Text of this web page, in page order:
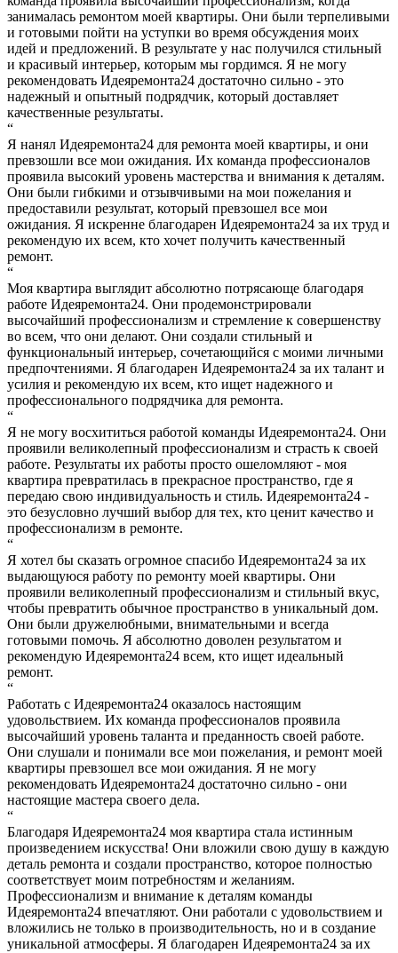
занималась ремонтом моей квартиры. Они были терпеливыми
и готовыми пойти на уступки во время обсуждения моих
идей и предложений. В результате у нас получился стильный
и красивый интерьер, которым мы гордимся. Я не могу
рекомендовать Идеяремонта24 достаточно сильно - это
надежный и опытный подрядчик, который доставляет
качественные результаты.
“
Я нанял Идеяремонта24 для ремонта моей квартиры, и они
превзошли все мои ожидания. Их команда профессионалов
проявила высокий уровень мастерства и внимания к деталям.
Они были гибкими и отзывчивыми на мои пожелания и
предоставили результат, который превзошел все мои
ожидания. Я искренне благодарен Идеяремонта24 за их труд и
рекомендую их всем, кто хочет получить качественный
ремонт.
“
Моя квартира выглядит абсолютно потрясающе благодаря
работе Идеяремонта24. Они продемонстрировали
высочайший профессионализм и стремление к совершенству
во всем, что они делают. Они создали стильный и
функциональный интерьер, сочетающийся с моими личными
предпочтениями. Я благодарен Идеяремонта24 за их талант и
усилия и рекомендую их всем, кто ищет надежного и
профессионального подрядчика для ремонта.
“
Я не могу восхититься работой команды Идеяремонта24. Они
проявили великолепный профессионализм и страсть к своей
работе. Результаты их работы просто ошеломляют - моя
квартира превратилась в прекрасное пространство, где я
передаю свою индивидуальность и стиль. Идеяремонта24 -
это безусловно лучший выбор для тех, кто ценит качество и
профессионализм в ремонте.
“
Я хотел бы сказать огромное спасибо Идеяремонта24 за их
выдающуюся работу по ремонту моей квартиры. Они
проявили великолепный профессионализм и стильный вкус,
чтобы превратить обычное пространство в уникальный дом.
Они были дружелюбными, внимательными и всегда
готовыми помочь. Я абсолютно доволен результатом и
рекомендую Идеяремонта24 всем, кто ищет идеальный
ремонт.
“
Работать с Идеяремонта24 оказалось настоящим
удовольствием. Их команда профессионалов проявила
высочайший уровень таланта и преданность своей работе.
Они слушали и понимали все мои пожелания, и ремонт моей
квартиры превзошел все мои ожидания. Я не могу
рекомендовать Идеяремонта24 достаточно сильно - они
настоящие мастера своего дела.
“
Благодаря Идеяремонта24 моя квартира стала истинным
произведением искусства! Они вложили свою душу в каждую
деталь ремонта и создали пространство, которое полностью
соответствует моим потребностям и желаниям.
Профессионализм и внимание к деталям команды
Идеяремонта24 впечатляют. Они работали с удовольствием и
вложились не только в производительность, но и в создание
уникальной атмосферы. Я благодарен Идеяремонта24 за их